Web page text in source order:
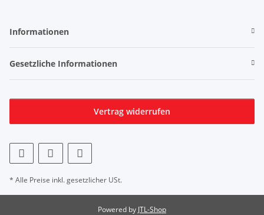
Informationen
Gesetzliche Informationen
Vertrag widerrufen
* Alle Preise inkl. gesetzlicher USt.
Powered by JTL-Shop